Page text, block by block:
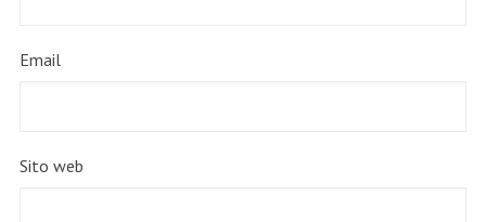
Email
Sito web